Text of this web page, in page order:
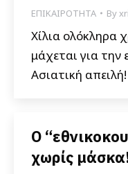
ΕΠΙΚΑΙΡΟΤΗΤΑ By
Χίλια ολόκληρα
μάχεται για την
Ασιατική απειλή!
Ο
χωρίς